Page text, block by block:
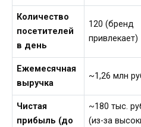
Количество
посетителей
в день
120 (бренд
привлекает)
Ежемесячная
выручка
~1,26 млн
Чистая
прибыль (до
~180 тыс.
(из-за